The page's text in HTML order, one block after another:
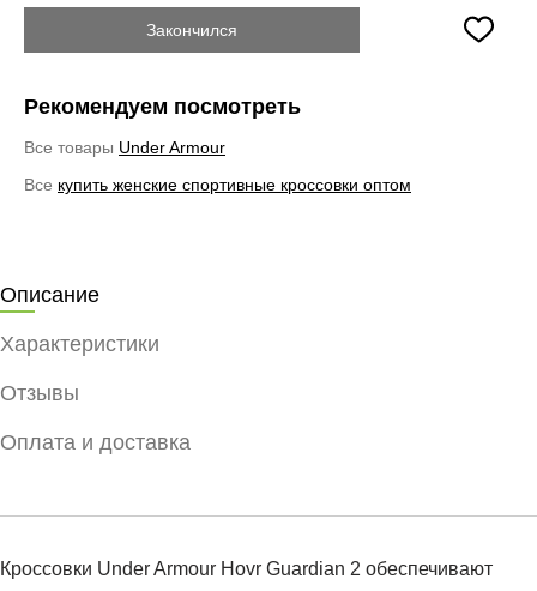
Закончился
Рекомендуем посмотреть
Все товары Under Armour
Все купить женские спортивные кроссовки оптом
Описание
Характеристики
Отзывы
Оплата и доставка
Кроссовки Under Armour Hovr Guardian 2​ обеспечивают